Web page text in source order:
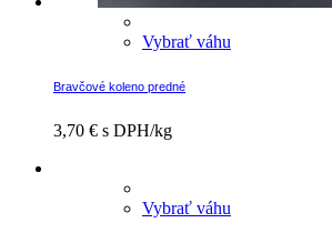
Vybrať váhu
Bravčové koleno predné
3,70 € s DPH/kg
Vybrať váhu